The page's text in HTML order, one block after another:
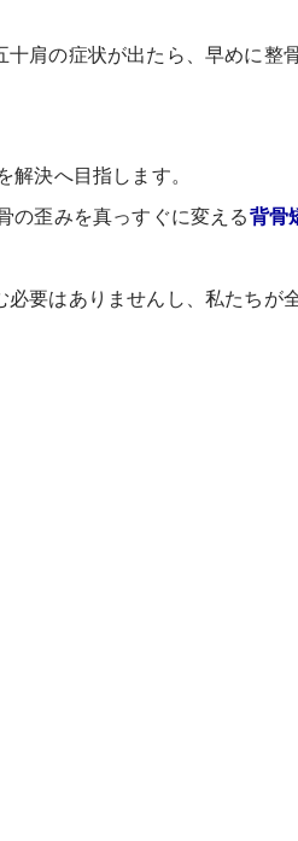
十肩の症状が出たら、早めに整
決へ目指します。
の歪みを真っすぐに変える背骨
要はありませんし、私たちが